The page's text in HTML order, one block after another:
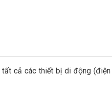
cả các thiết bị di động (điện